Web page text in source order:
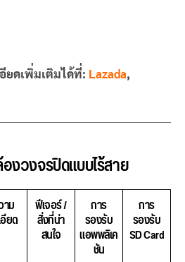
ยดเพิ่มเติมได้ที่: Lazada,
งวงจรปิดแบบไร้สาย
ม
ยด
ฟีเจอร์ /
สิ่งที่น่า
สนใจ
การ
รองรับ
แอพพลิเค
ชัน
การ
รองรับ
SD Card